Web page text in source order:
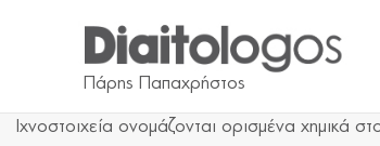
Ιχνοστοιχεία ονομάζονται ορισμένα χημικά